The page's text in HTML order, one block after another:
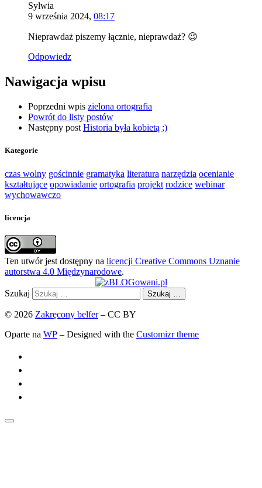
Sylwia
9 września 2024, 08:17
Nieprawdaż piszemy łącznie, nieprawdaż? 😉
Odpowiedz
Nawigacja wpisu
Poprzedni wpis zielona ortografia
Powrót do listy postów
Następny post Historia była kobietą ;)
Kategorie
czas wolny gościnnie gramatyka literatura narzędzia ocenianie
kształtujące opowiadanie ortografia projekt rodzice webinar
wychowawczo
licencja
Ten utwór jest dostępny na licencji Creative Commons Uznanie
autorstwa 4.0 Międzynarodowe.
Szukaj Szukaj …
© 2026 Zakręcony belfer– CC BY
Oparte na WP – Designed with the Customizr theme